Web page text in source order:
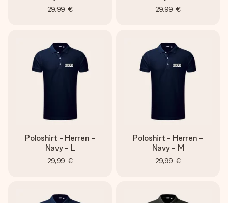
29,99 € 29,99 €
Poloshirt - Herren -
Navy - L
29,99 €
Poloshirt - Herren -
Navy - M
29,99 €